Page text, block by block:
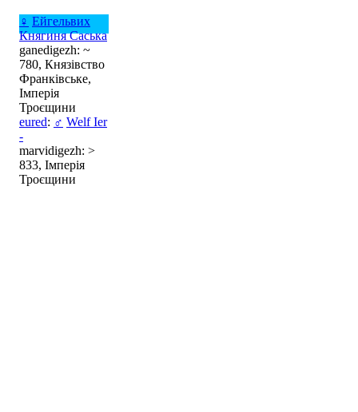
♀ Ейгельвих
Княгиня Саська
ganedigezh: ~
780, Князівство
Франківське,
Імперія
Троєщини
eured: ♂ Welf Ier
-
marvidigezh: >
833, Імперія
Троєщини